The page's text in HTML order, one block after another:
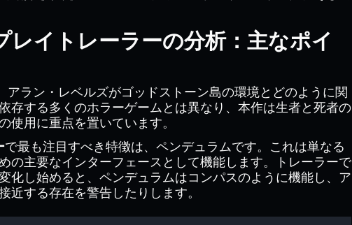
イトレーラーの分析：主なポイ
ラン・レベルズがゴッドストーン島の環境とどのように関
存する多くのホラーゲームとは異なり、本作は生者と死者の
用に重点を置いています。
で最も注目すべき特徴は、ペンデュラムです。これは単なる
の主要なインターフェースとして機能します。トレーラーで
化し始めると、ペンデュラムはコンパスのように機能し、ア
する存在を警告したりします。